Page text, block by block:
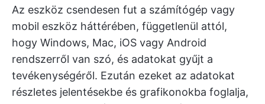
Az eszköz csendesen fut a számítógép vagy
mobil eszköz háttérében, függetlenül attól,
hogy Windows, Mac, iOS vagy Android
rendszerről van szó, és adatokat gyűjt a
tevékenységéről. Ezután ezeket az adatokat
részletes jelentésekbe és grafikonokba foglalja,